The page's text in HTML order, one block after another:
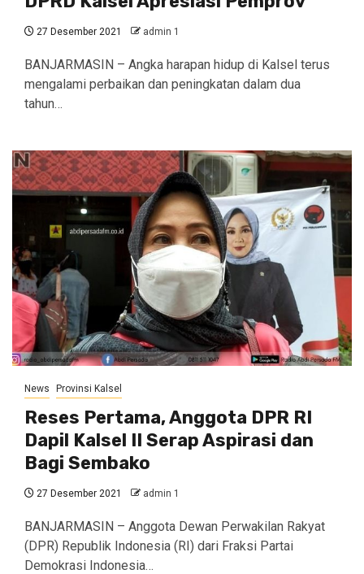
27 Desember 2021 admin 1
BANJARMASIN – Angka harapan hidup di Kalsel terus
mengalami perbaikan dan peningkatan dalam dua
tahun…
News Provinsi Kalsel
Reses Pertama, Anggota DPR RI
Dapil Kalsel II Serap Aspirasi dan
Bagi Sembako
27 Desember 2021 admin 1
BANJARMASIN – Anggota Dewan Perwakilan Rakyat
(DPR) Republik Indonesia (RI) dari Fraksi Partai
Demokrasi Indonesia…